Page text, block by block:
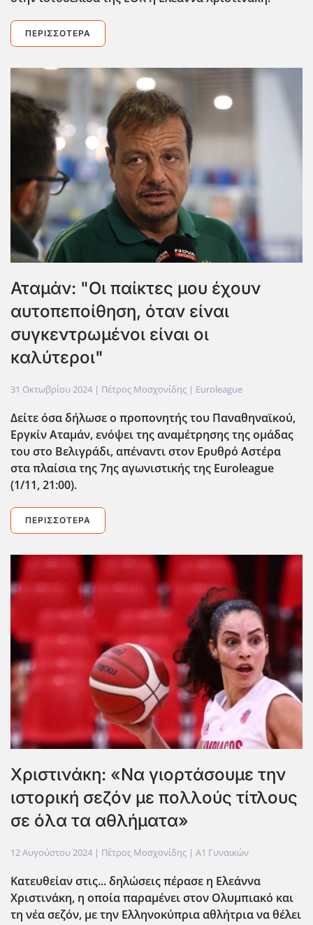
ΠΕΡΙΣΣΌΤΕΡΑ
Αταμάν: "Οι παίκτες μου έχουν
αυτοπεποίθηση, όταν είναι
συγκεντρωμένοι είναι οι
καλύτεροι"
31 Οκτωβρίου 2024 | Πέτρος Μοσχονίδης | Euroleague
Δείτε όσα δήλωσε ο προπονητής του Παναθηναϊκού,
Εργκίν Αταμάν, ενόψει της αναμέτρησης της ομάδας
του στο Βελιγράδι, απέναντι στον Ερυθρό Αστέρα
στα πλαίσια της 7ης αγωνιστικής της Euroleague
(1/11, 21:00).
ΠΕΡΙΣΣΌΤΕΡΑ
Χριστινάκη: «Να γιορτάσουμε την
ιστορική σεζόν με πολλούς τίτλους
σε όλα τα αθλήματα»
12 Αυγούστου 2024 | Πέτρος Μοσχονίδης | Α1 Γυναικών
Κατευθείαν στις... δηλώσεις πέρασε η Ελεάννα
Χριστινάκη, η οποία παραμένει στον Ολυμπιακό και
τη νέα σεζόν, με την Ελληνοκύπρια αθλήτρια να θέλει